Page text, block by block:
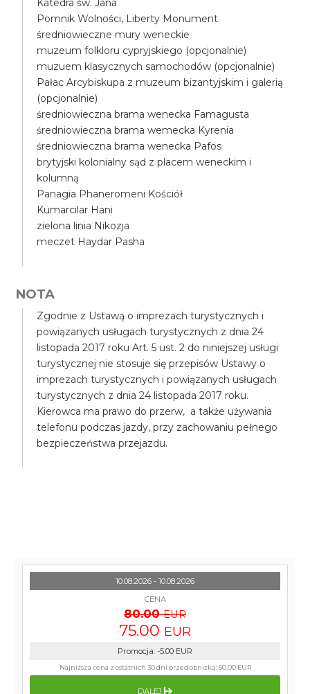
Katedra św. Jana
Pomnik Wolności, Liberty Monument
średniowieczne mury weneckie
muzeum folkloru cypryjskiego (opcjonalnie)
muzuem klasycznych samochodów (opcjonalnie)
Pałac Arcybiskupa z muzeum bizantyjskim i galerią
(opcjonalnie)
średniowieczna brama wenecka Famagusta
średniowieczna brama wemecka Kyrenia
średniowieczna brama wenecka Pafos
brytyjski kolonialny sąd z placem weneckim i
kolumną
Panagia Phaneromeni Kościół
Kumarcilar Hani
zielona linia Nikozja
meczet Haydar Pasha
NOTA
Zgodnie z Ustawą o imprezach turystycznych i
powiązanych usługach turystycznych z dnia 24
listopada 2017 roku Art. 5 ust. 2 do niniejszej usługi
turystycznej nie stosuje się przepisów Ustawy o
imprezach turystycznych i powiązanych usługach
turystycznych z dnia 24 listopada 2017 roku.
Kierowca ma prawo do przerw, a także używania
telefonu podczas jazdy, przy zachowaniu pełnego
bezpieczeństwa przejazdu.
10.08.2026 - 10.08.2026
CENA
80.00 EUR
75.00 EUR
Promocja: -5.00 EUR
Najniższa cena z ostatnich 30 dni przed obniżką:50.00 EUR
DALEJ